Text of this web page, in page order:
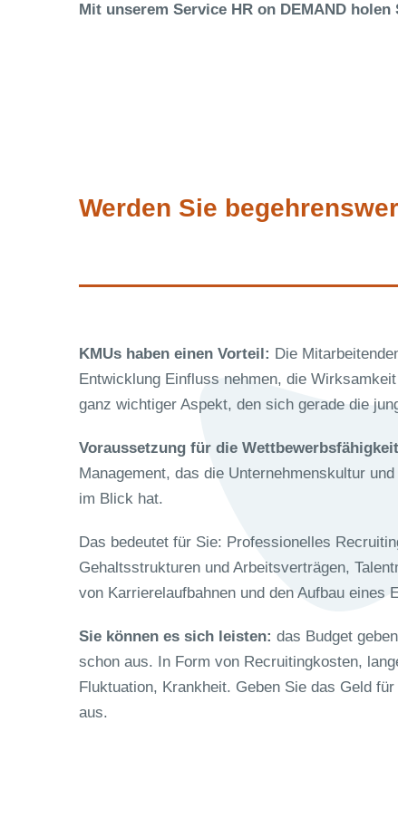
Mit unserem Service HR on DEMAND
Werden Sie
KMUs haben einen Vorteil: Die
Entwicklung Einfluss nehmen, die
ganz wichtiger Aspekt, den sich gerade die
Voraussetzung für die Wettbewerbsfähigkeit
Management, das die Unternehmenskultur
im Blick hat.
Das bedeutet für Sie: Professionelles
Gehaltsstrukturen und Arbeitsverträgen,
von Karrierelaufbahnen und den Aufbau eines
Sie können es sich leisten: das Budget
schon aus. In Form von Recruitingkosten,
Fluktuation, Krankheit. Geben Sie das Geld
aus.